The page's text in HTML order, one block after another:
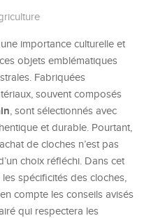
importance culturelle et
objets emblématiques
Fabriquées
souvent composés
, sont sélectionnés avec
et durable. Pourtant,
de cloches n’est pas
choix réfléchi. Dans cet
spécificités des cloches,
compte les conseils avisés
qui respectera les